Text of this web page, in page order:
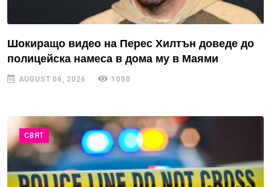
Шокиращо видео на Перес Хилтън доведе до
полицейска намеса в дома му в Маями
AUGUST 06, 2026 1050
СВЯТ